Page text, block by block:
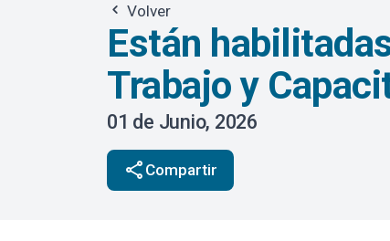
Volver
Están
Trabajo y
01 de Junio, 2026
share Compartir